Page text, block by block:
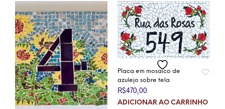
Placa em mosaico de
azulejo sobre tela
R$470,00
ADICIONAR AO CARRINHO